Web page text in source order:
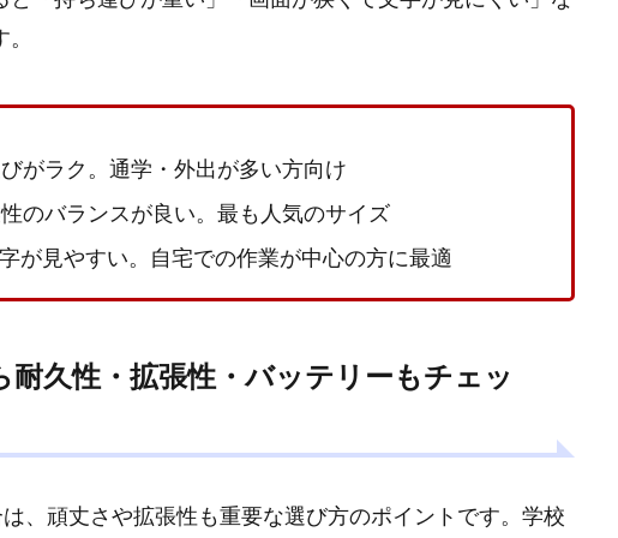
がラク。通学・外出が多い方向け
のバランスが良い。最も人気のサイズ
が見やすい。自宅での作業が中心の方に最適
耐久性・拡張性・バッテリーもチェッ
、頑丈さや拡張性も重要な選び方のポイントです。学校